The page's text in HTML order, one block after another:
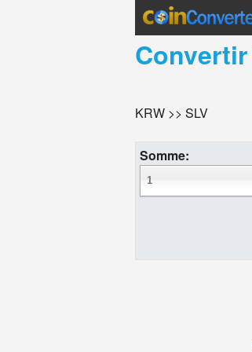
Convertir
KRW >> SLV
Somme: